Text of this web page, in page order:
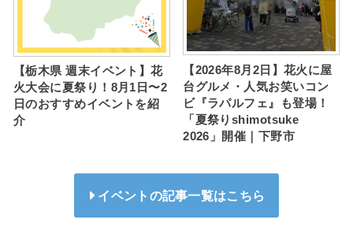
【栃木県 週末イベント】花
火大会に夏祭り！8月1日〜2
日のおすすめイベントを紹
介
【2026年8月2日】花火に屋
台グルメ・人気お笑いコン
ビ『ラパルフェ』も登場！
「夏祭りshimotsuke
2026」開催｜下野市
イベントの記事一覧はこちら